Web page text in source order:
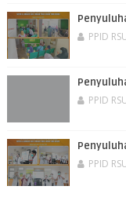
PPID
PPID
PPID